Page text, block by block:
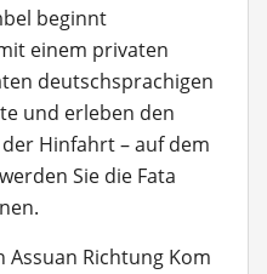
beginnt
einem privaten
deutschsprachigen
und erleben den
Hinfahrt – auf dem
Sie die Fata
Assuan Richtung Kom